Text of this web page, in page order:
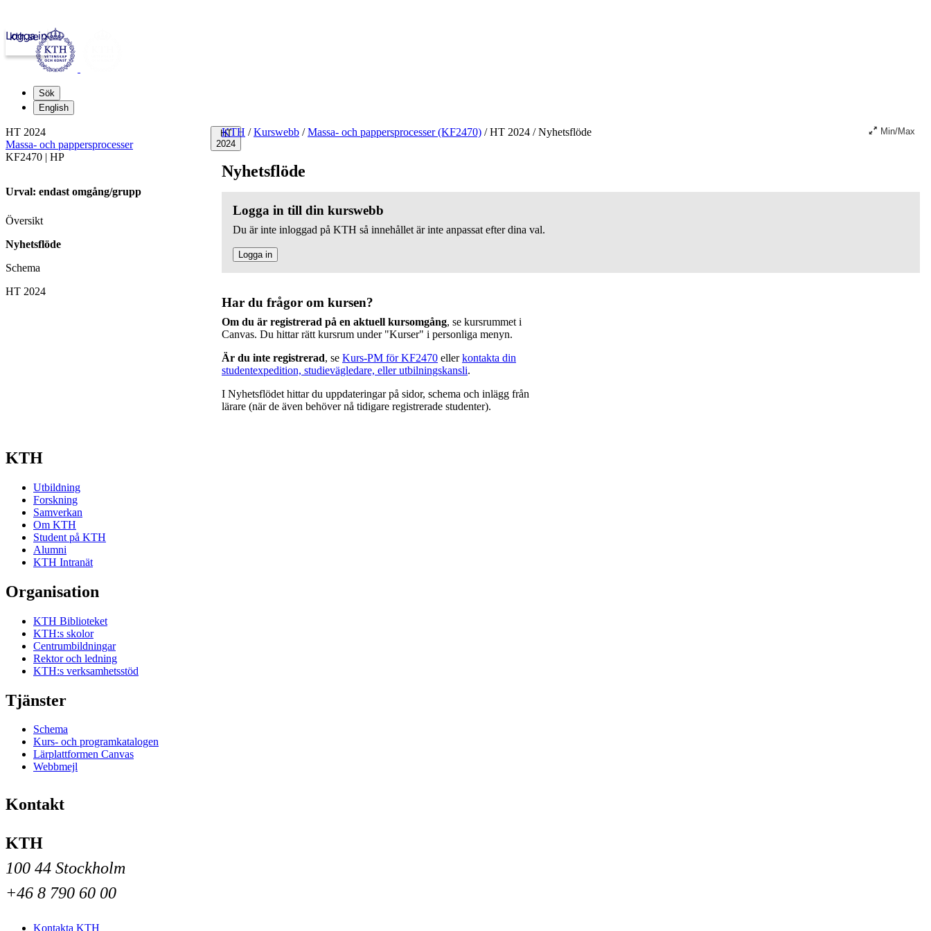
kth.se
Logga in
Sök
English
HT
2024
KTH / Kurswebb / Massa- och pappersprocesser (KF2470) /HT 2024 /Nyhetsflöde Min/Max
Nyhetsflöde
Logga in till din kurswebb
Du är inte inloggad på KTH så innehållet är inte anpassat efter dina val.
Logga in
Har du frågor om kursen?
Om du är registrerad på en aktuell kursomgång, se kursrummet i
Canvas. Du hittar rätt kursrum under "Kurser" i personliga menyn.
Är du inte registrerad, se Kurs-PM för KF2470 ellerkontakta din
studentexpedition, studievägledare, eller utbilningskansli.
I Nyhetsflödet hittar du uppdateringar på sidor, schema och inlägg från
lärare (när de även behöver nå tidigare registrerade studenter).
HT 2024
Massa- och pappersprocesser
KF2470 | HP
Urval: endast omgång/grupp
Översikt
Nyhetsflöde
Schema
HT 2024
KTH
Utbildning
Forskning
Samverkan
Om KTH
Student på KTH
Alumni
KTH Intranät
Organisation
KTH Biblioteket
KTH:s skolor
Centrumbildningar
Rektor och ledning
KTH:s verksamhetsstöd
Tjänster
Schema
Kurs- och programkatalogen
Lärplattformen Canvas
Webbmejl
Kontakt
KTH
100 44 Stockholm
+46 8 790 60 00
Kontakta KTH